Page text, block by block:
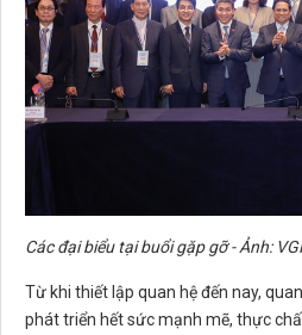
Các đại biểu tại buổi gặp gỡ - Ảnh:
Từ khi thiết lập quan hệ đến nay,
phát triển hết sức mạnh mẽ, thực